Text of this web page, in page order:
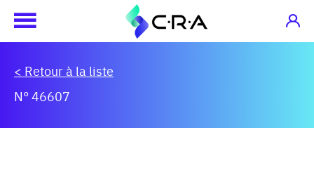
< Retour à la liste
N° 46607